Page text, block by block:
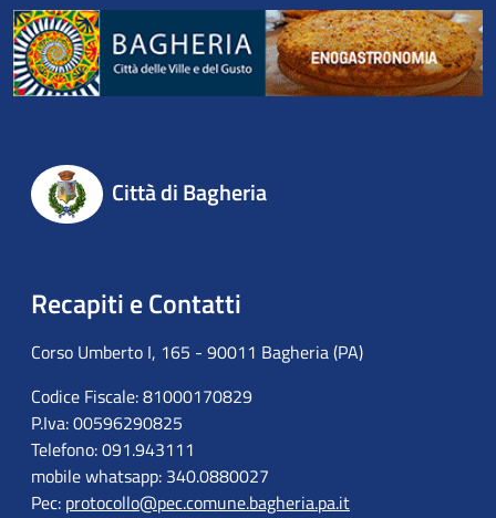
Città di Bagheria
Recapiti e Contatti
Corso Umberto I, 165 - 90011 Bagheria (PA)
Codice Fiscale: 81000170829
P.Iva: 00596290825
Telefono: 091.943111
mobile whatsapp: 340.0880027
Pec: protocollo@pec.comune.bagheria.pa.it